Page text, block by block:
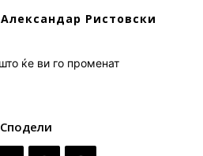
Александар Ристовски
Сподели